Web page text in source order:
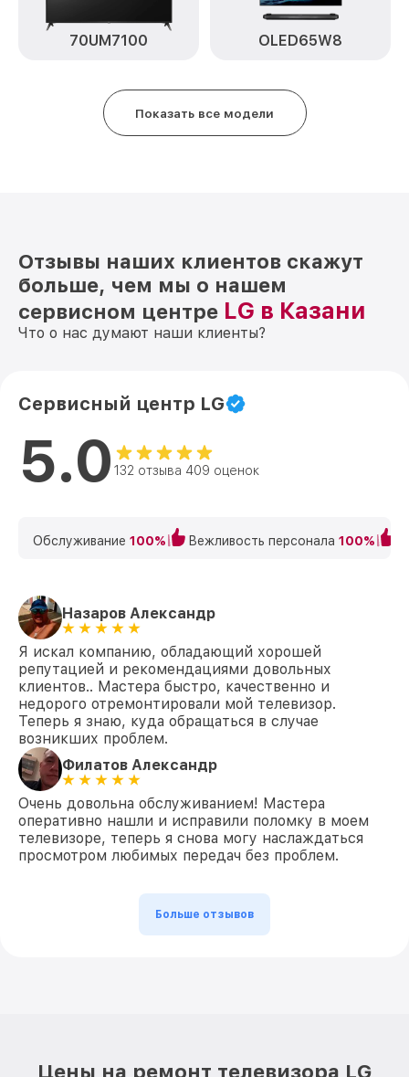
70UM7100 OLED65W8
Показать все модели
Отзывы наших клиентов скажут
больше, чем мы о нашем
сервисном центре LG в Казани
Что о нас думают наши клиенты?
Сервисный центр LG
5.0 132 отзыва 409 оценок
Обслуживание 100% Вежливость персонала 100%
Назаров Александр
Я искал компанию, обладающий хорошей
репутацией и рекомендациями довольных
клиентов.. Мастера быстро, качественно и
недорого отремонтировали мой телевизор.
Теперь я знаю, куда обращаться в случае
возникших проблем.
Филатов Александр
Очень довольна обслуживанием! Мастера
оперативно нашли и исправили поломку в моем
телевизоре, теперь я снова могу наслаждаться
просмотром любимых передач без проблем.
Больше отзывов
Цены на ремонт телевизора LG